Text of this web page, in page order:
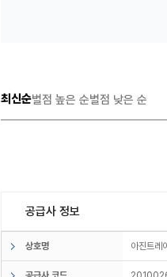
최신순별점 높은 순별점 낮은 순
공급사 정보
상호명 아진트